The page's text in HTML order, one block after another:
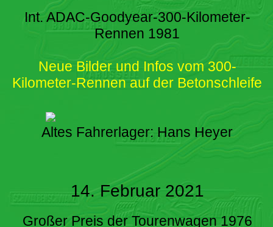
Int. ADAC-Goodyear-300-Kilometer-
Rennen 1981
Neue Bilder und Infos vom 300-
Kilometer-Rennen auf der Betonschleife
Altes Fahrerlager: Hans Heyer
14. Februar 2021
Großer Preis der Tourenwagen 1976